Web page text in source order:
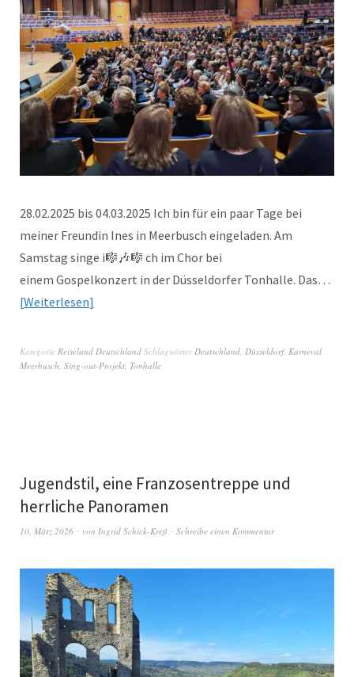
28.02.2025 bis 04.03.2025 Ich bin für ein paar Tage bei
meiner Freundin Ines in Meerbusch eingeladen. Am
Samstag singe i🎼🎶🎼 ch im Chor bei
einem Gospelkonzert in der Düsseldorfer Tonhalle. Das…
Weiterlesen
Kategorie Reiseland Deutschland SchlagwörterDeutschland, Düsseldorf, Karneval,
Meerbusch, Sing-out-Projekt, Tonhalle
Jugendstil, eine Franzosentreppe und
herrliche Panoramen
10. März 2026 von Ingrid Schick-Kreß Schreibe einen Kommentar